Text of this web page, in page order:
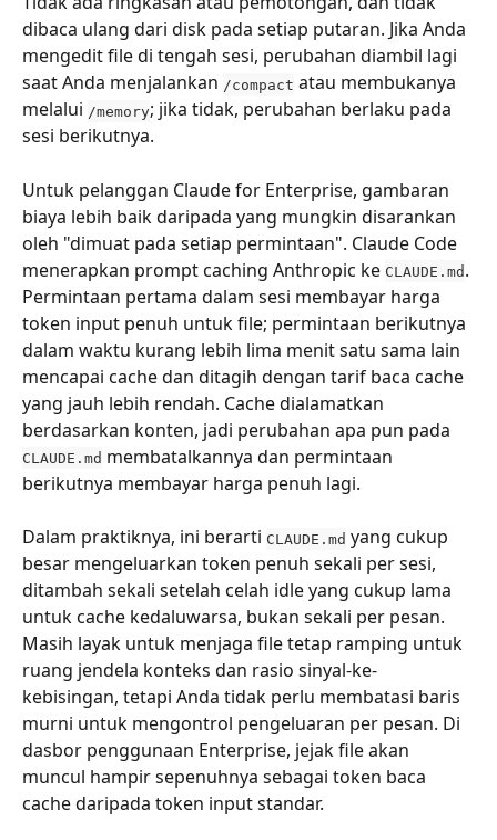
dibaca ulang dari disk pada setiap putaran. Jika Anda
mengedit file di tengah sesi, perubahan diambil lagi
saat Anda menjalankan /compact atau membukanya
melalui /memory; jika tidak, perubahan berlaku pada
sesi berikutnya.
Untuk pelanggan Claude for Enterprise, gambaran
biaya lebih baik daripada yang mungkin disarankan
oleh "dimuat pada setiap permintaan". Claude Code
menerapkan prompt caching Anthropic ke CLAUDE.md .
Permintaan pertama dalam sesi membayar harga
token input penuh untuk file; permintaan berikutnya
dalam waktu kurang lebih lima menit satu sama lain
mencapai cache dan ditagih dengan tarif baca cache
yang jauh lebih rendah. Cache dialamatkan
berdasarkan konten, jadi perubahan apa pun pada
CLAUDE.md membatalkannya dan permintaan
berikutnya membayar harga penuh lagi.
Dalam praktiknya, ini berarti CLAUDE.md yang cukup
besar mengeluarkan token penuh sekali per sesi,
ditambah sekali setelah celah idle yang cukup lama
untuk cache kedaluwarsa, bukan sekali per pesan.
Masih layak untuk menjaga file tetap ramping untuk
ruang jendela konteks dan rasio sinyal-ke-
kebisingan, tetapi Anda tidak perlu membatasi baris
murni untuk mengontrol pengeluaran per pesan. Di
dasbor penggunaan Enterprise, jejak file akan
muncul hampir sepenuhnya sebagai token baca
cache daripada token input standar.